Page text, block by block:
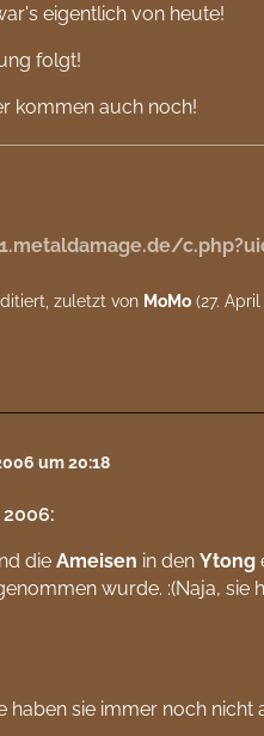
eigentlich von heute!
folgt!
kommen auch noch!
zuletzt von MoMo (27.
um 20:18
dieAmeisen in denYtong
wurde. :(Naja, sie
haben sie immer noch nicht